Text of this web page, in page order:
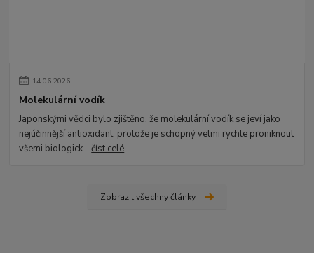
14.06.2026
Molekulární vodík
Japonskými vědci bylo zjištěno, že molekulární vodík se jeví jako
nejúčinnější antioxidant, protože je schopný velmi rychle proniknout
všemi biologick...číst celé
Zobrazit všechny články